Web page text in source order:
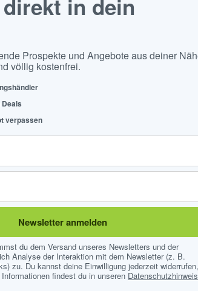
in dein
Prospekte und Angebote aus deiner
völlig kostenfrei.
verpassen
Newsletter anmelden
du dem Versand unseres Newsletters und der
Analyse der Interaktion mit dem Newsletter (z. B.
zu. Du kannst deine Einwilligung jederzeit
findest du in unseren